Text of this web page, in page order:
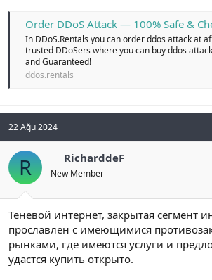
Order DDoS Attack — 100% Safe &
In DDoS.Rentals you can order ddos attack at
trusted DDoSers where you can buy ddos
and Guaranteed!
ddos.rentals
22 Ağu 2024
R RicharddeF
New Member
Теневой интернет, закрытая сегмент
прославлен с имеющимися
рынками, где имеются услуги и
удастся купить открыто.